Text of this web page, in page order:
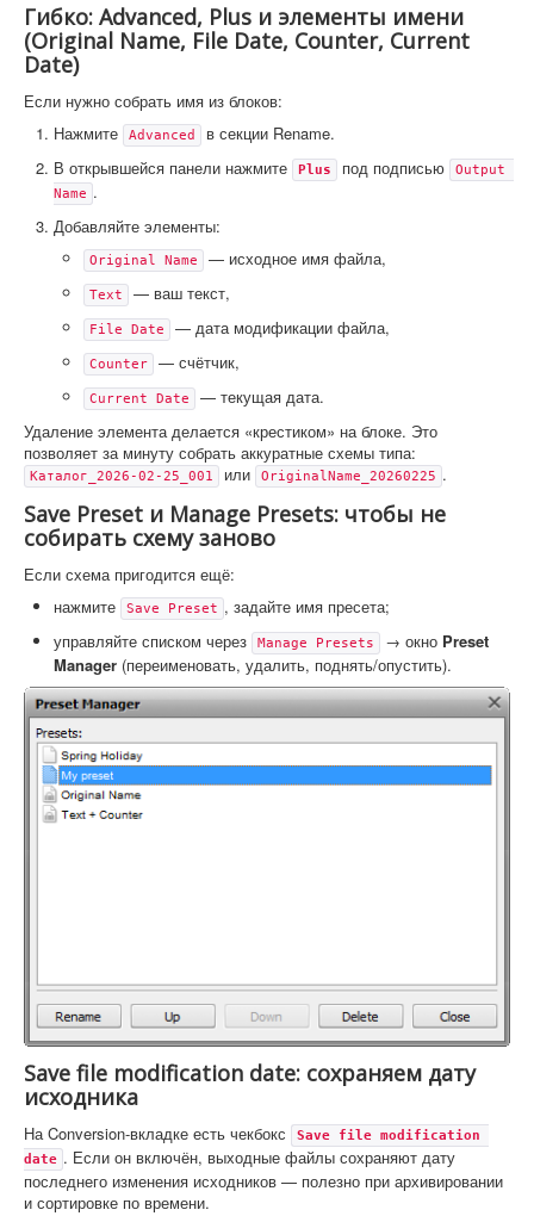
Гибко: Advanced, Plus и элементы имени
(Original Name, File Date, Counter, Current
Date)
Если нужно собрать имя из блоков:
Нажмите
Advanced
в секции Rename.
В открывшейся панели нажмите
Plus под подписью
Output
Name .
Добавляйте элементы:
Original Name — исходное имя файла,
Text — ваш текст,
File Date — дата модификации файла,
Counter — счётчик,
Current Date
— текущая дата.
Удаление элемента делается «крестиком» на блоке. Это
позволяет за минуту собрать аккуратные схемы типа:
Каталог_2026-02-25_001 или OriginalName_20260225 .
Save Preset и Manage Presets: чтобы не
собирать схему заново
Если схема пригодится ещё:
нажмите
Save Preset , задайте имя пресета;
управляйте списком через
Manage Presets → окно Preset
Manager (переименовать, удалить, поднять/опустить).
Save file modification date: сохраняем дату
исходника
На Conversion-вкладке есть чекбокс
Save file modification
date . Если он включён, выходные файлы сохраняют дату
последнего изменения исходников — полезно при архивировании
и сортировке по времени.